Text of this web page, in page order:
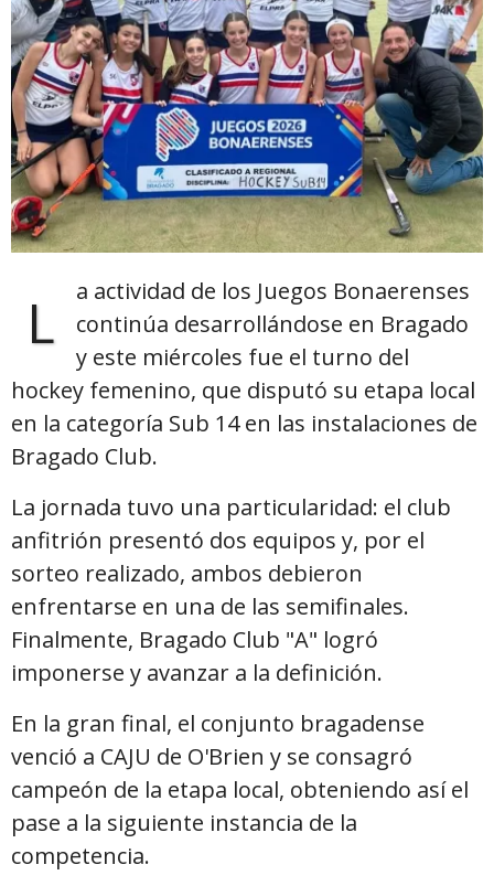
L
a actividad de los Juegos Bonaerenses
continúa desarrollándose en Bragado
y este miércoles fue el turno del
hockey femenino, que disputó su etapa local
en la categoría Sub 14 en las instalaciones de
Bragado Club.
La jornada tuvo una particularidad: el club
anfitrión presentó dos equipos y, por el
sorteo realizado, ambos debieron
enfrentarse en una de las semifinales.
Finalmente, Bragado Club "A" logró
imponerse y avanzar a la definición.
En la gran final, el conjunto bragadense
venció a CAJU de O'Brien y se consagró
campeón de la etapa local, obteniendo así el
pase a la siguiente instancia de la
competencia.